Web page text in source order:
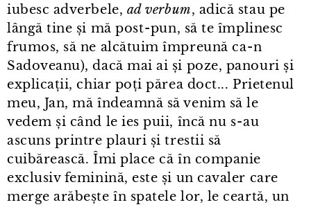
iubesc adverbele, ad verbum, adică stau pe
lângă tine și mă post⁠-⁠pun, să te împlinesc
frumos, să ne alcătuim împreună ca⁠-⁠n
Sadoveanu), dacă mai ai și poze, panouri și
explicații, chiar poți părea doct... Prietenul
meu, Jan, mă îndeamnă să venim să le
vedem și când le ies puii, încă nu s⁠-⁠au
ascuns printre plauri și trestii să
cuibărească. Îmi place că în companie
exclusiv feminină, este și un cavaler care
merge arăbește în spatele lor, le ceartă, un